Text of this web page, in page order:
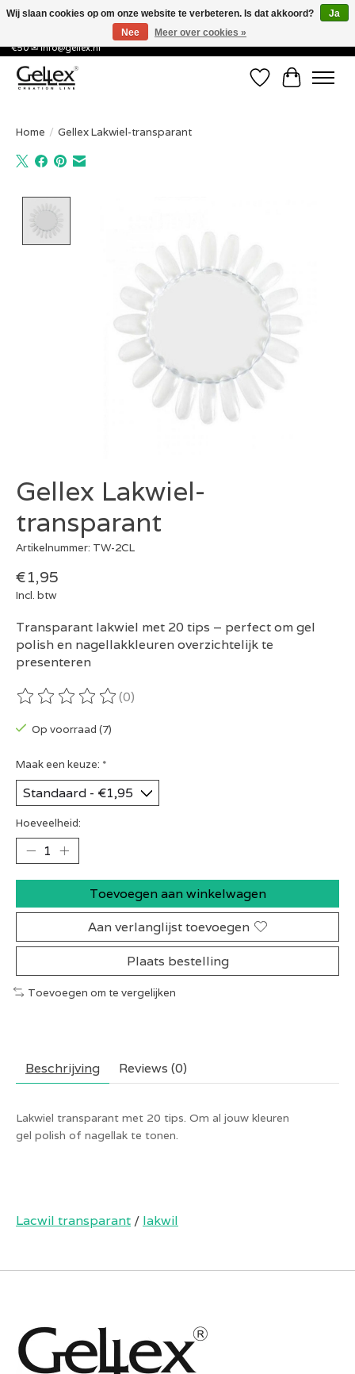
✅ Voor 15:00 besteld, de volgende werkdag in huis! ✅ Gratis verzenden vanaf
€50 ✉info@gellex.nl
Verlanglijst
Home / Gellex Lakwiel-transparant
Gellex Lakwiel-
transparant
Artikelnummer: TW-2CL
€1,95
Incl. btw
Transparant lakwiel met 20 tips – perfect om gel
polish en nagellakkleuren overzichtelijk te
presenteren
De beoordeling van dit product is
(0)
Op voorraad (7)
Maak een keuze: *
Hoeveelheid:
Toevoegen aan winkelwagen
Aan verlanglijst toevoegen
Plaats bestelling
Toevoegen om te vergelijken
Beschrijving Reviews (0)
Lakwiel transparant met 20 tips. Om al jouw kleuren
gel polish of nagellak te tonen.
Lacwil transparant / lakwil
Wij slaan cookies op om onze website te verbeteren. Is dat akkoord?
Ja
Nee
Meer over cookies »